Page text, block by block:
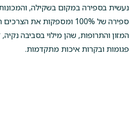
נעשית בספירה במקום בשקילה,
ספירה של 100% ומספקות את
המזון והתרופות, שהן מילוי בסביבה
פגומות ובקרות איכות מתקדמות.